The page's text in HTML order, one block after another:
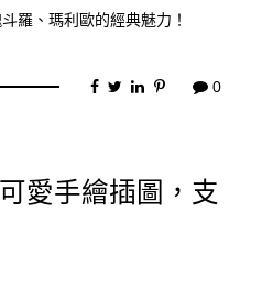
羅、瑪利歐的經典魅力！
0
愛手繪插圖，支